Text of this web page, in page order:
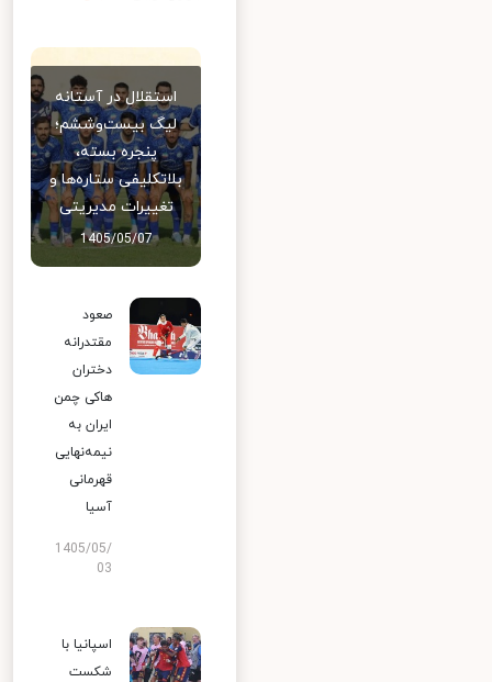
استقلال در آستانه
لیگ بیست‌وششم؛
پنجره بسته،
بلاتکلیفی ستاره‌ها و
تغییرات مدیریتی
1405/05/07
صعود
مقتدرانه
دختران
هاکی چمن
ایران به
نیمه‌نهایی
قهرمانی
آسیا
1405/05/
03
اسپانیا با
شکست